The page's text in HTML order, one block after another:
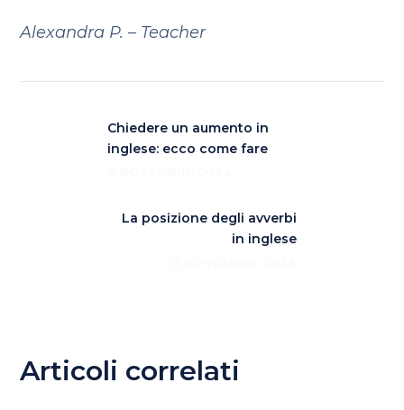
Alexandra P. – Teacher
Chiedere un aumento in
inglese: ecco come fare
La posizione degli avverbi
in inglese
Articoli correlati